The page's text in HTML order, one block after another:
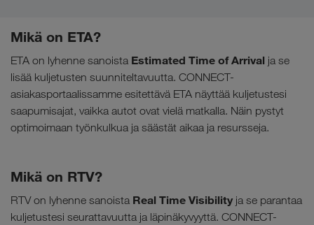
Mikä on ETA?
ETA on lyhenne sanoista Estimated Time of Arrival ja se
lisää kuljetusten suunniteltavuutta. CONNECT-
asiakasportaalissamme esitettävä ETA näyttää kuljetustesi
saapumisajat, vaikka autot ovat vielä matkalla. Näin pystyt
optimoimaan työnkulkua ja säästät aikaa ja resursseja.
Mikä on RTV?
RTV on lyhenne sanoista Real Time Visibility ja se parantaa
kuljetustesi seurattavuutta ja läpinäkyvyyttä. CONNECT-